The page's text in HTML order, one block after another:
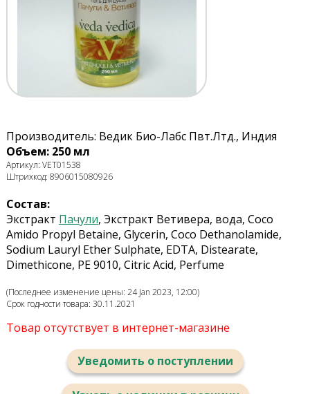
Производитель: Ведик Био-Лабс Пвт.Лтд., Индия
Объем: 250 мл
Артикул: VET01538
Штрихкод: 8906015080926
Состав:
Экстракт Пачули, Экстракт Ветивера, вода, Coco
Amido Propyl Betaine, Glycerin, Coco Dethanolamide,
Sodium Lauryl Ether Sulphate, EDTA, Distearate,
Dimethicone, PE 9010, Citric Acid, Perfume
(Последнее изменение цены: 24 Jan 2023, 12:00)
Срок годности товара: 30.11.2021
Товар отсутствует в интернет-магазине
Уведомить о поступлении